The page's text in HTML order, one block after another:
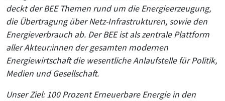
deckt der BEE Themen rund um die Energieerzeugung,
die Übertragung über Netz-Infrastrukturen, sowie den
Energieverbrauch ab. Der BEE ist als zentrale Plattform
aller Akteur:innen der gesamten modernen
Energiewirtschaft die wesentliche Anlaufstelle für Politik,
Medien und Gesellschaft.
Unser Ziel: 100 Prozent Erneuerbare Energie in den